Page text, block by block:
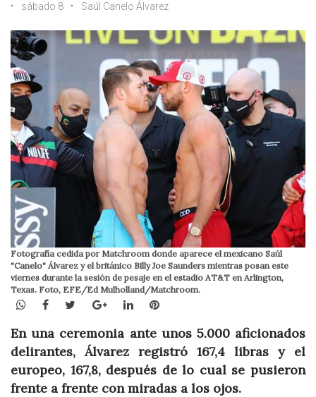
sábado 8
Saúl Canelo Álvarez
Fotografía cedida por Matchroom donde aparece el mexicano Saúl
"Canelo" Álvarez y el británico Billy Joe Saunders mientras posan este
viernes durante la sesión de pesaje en el estadio AT&T en Arlington,
Texas. Foto, EFE/Ed Mulholland/Matchroom.
WhatsApp
Facebook
TwitterGoogle+LinkedInPinterest
En una ceremonia ante unos 5.000 aficionados
delirantes, Álvarez registró 167,4 libras y el
europeo, 167,8, después de lo cual se pusieron
frente a frente con miradas a los ojos.